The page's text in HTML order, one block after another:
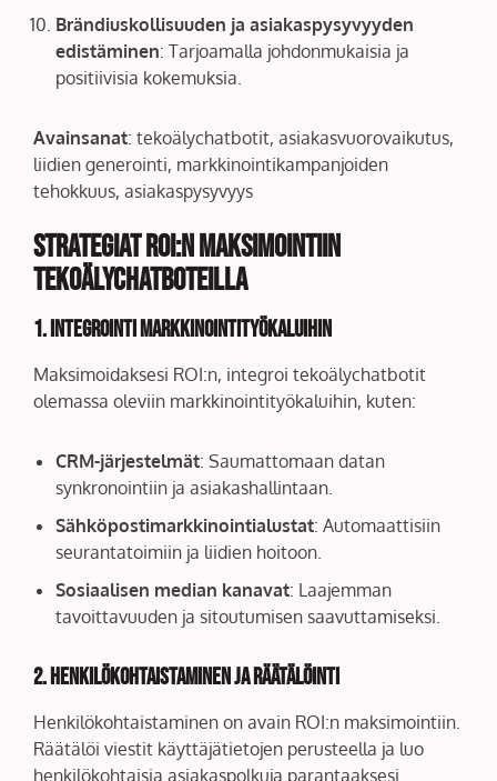
Brändiuskollisuuden ja asiakaspysyvyyden
edistäminen: Tarjoamalla johdonmukaisia ja
positiivisia kokemuksia.
Avainsanat: tekoälychatbotit, asiakasvuorovaikutus,
liidien generointi, markkinointikampanjoiden
tehokkuus, asiakaspysyvyys
Strategiat ROI:n maksimointiin
tekoälychatboteilla
1. Integrointi markkinointityökaluihin
Maksimoidaksesi ROI:n, integroi tekoälychatbotit
olemassa oleviin markkinointityökaluihin, kuten:
CRM-järjestelmät: Saumattomaan datan
synkronointiin ja asiakashallintaan.
Sähköpostimarkkinointialustat: Automaattisiin
seurantatoimiin ja liidien hoitoon.
Sosiaalisen median kanavat: Laajemman
tavoittavuuden ja sitoutumisen saavuttamiseksi.
2. Henkilökohtaistaminen ja räätälöinti
Henkilökohtaistaminen on avain ROI:n maksimointiin.
Räätälöi viestit käyttäjätietojen perusteella ja luo
henkilökohtaisia asiakaspolkuja parantaaksesi